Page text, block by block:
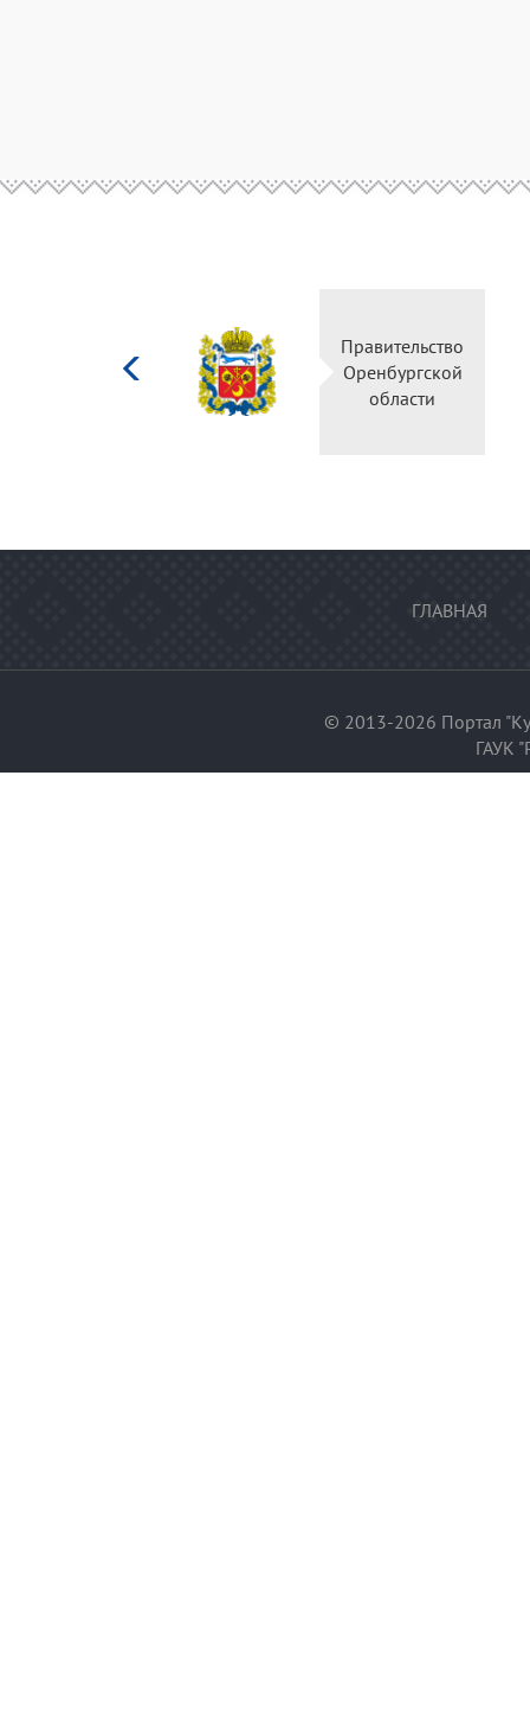
Правительство
Оренбургской
области
ГЛАВНАЯ
© 2013-2026 Портал
ГАУК